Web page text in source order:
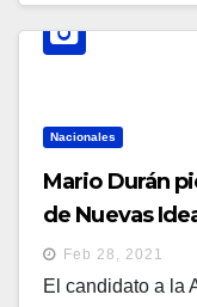
Nacionales
Mario Durán
de Nuevas
Feb 28, 2021
El candidato a la